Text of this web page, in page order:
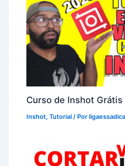
Curso de Inshot
Inshot,Tutorial / Porligaessadica